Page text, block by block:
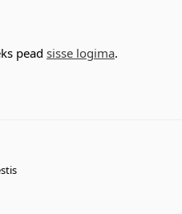
pead sisse logima.